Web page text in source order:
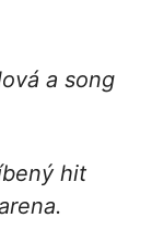
a song
hit